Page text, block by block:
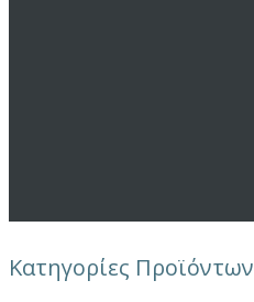
Κατηγορίες Προϊόντων